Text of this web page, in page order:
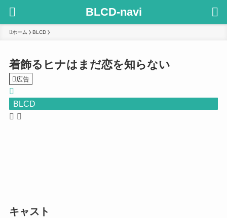
BLCD-navi
ホーム BLCD
着飾るヒナはまだ恋を知らない
広告
BLCD
キャスト